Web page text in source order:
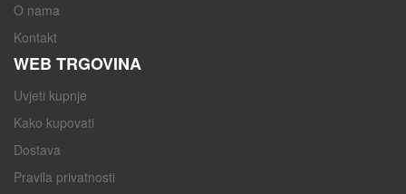
O nama
Kontakt
WEB TRGOVINA
Uvjeti kupnje
Kako kupovati
Dostava
Pravila privatnosti